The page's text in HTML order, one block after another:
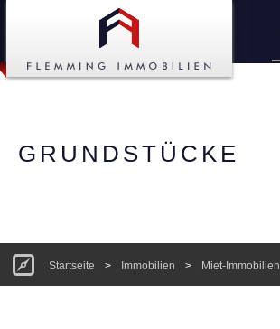
GRUNDSTÜCKE
Startseite > Immobilien > Miet-Immobilien